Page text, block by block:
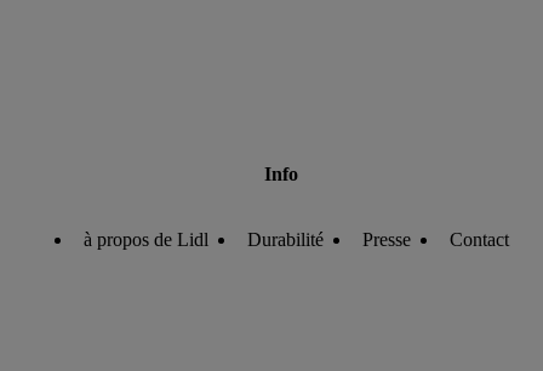
Info
à propos de Lidl Durabilité Presse Contact